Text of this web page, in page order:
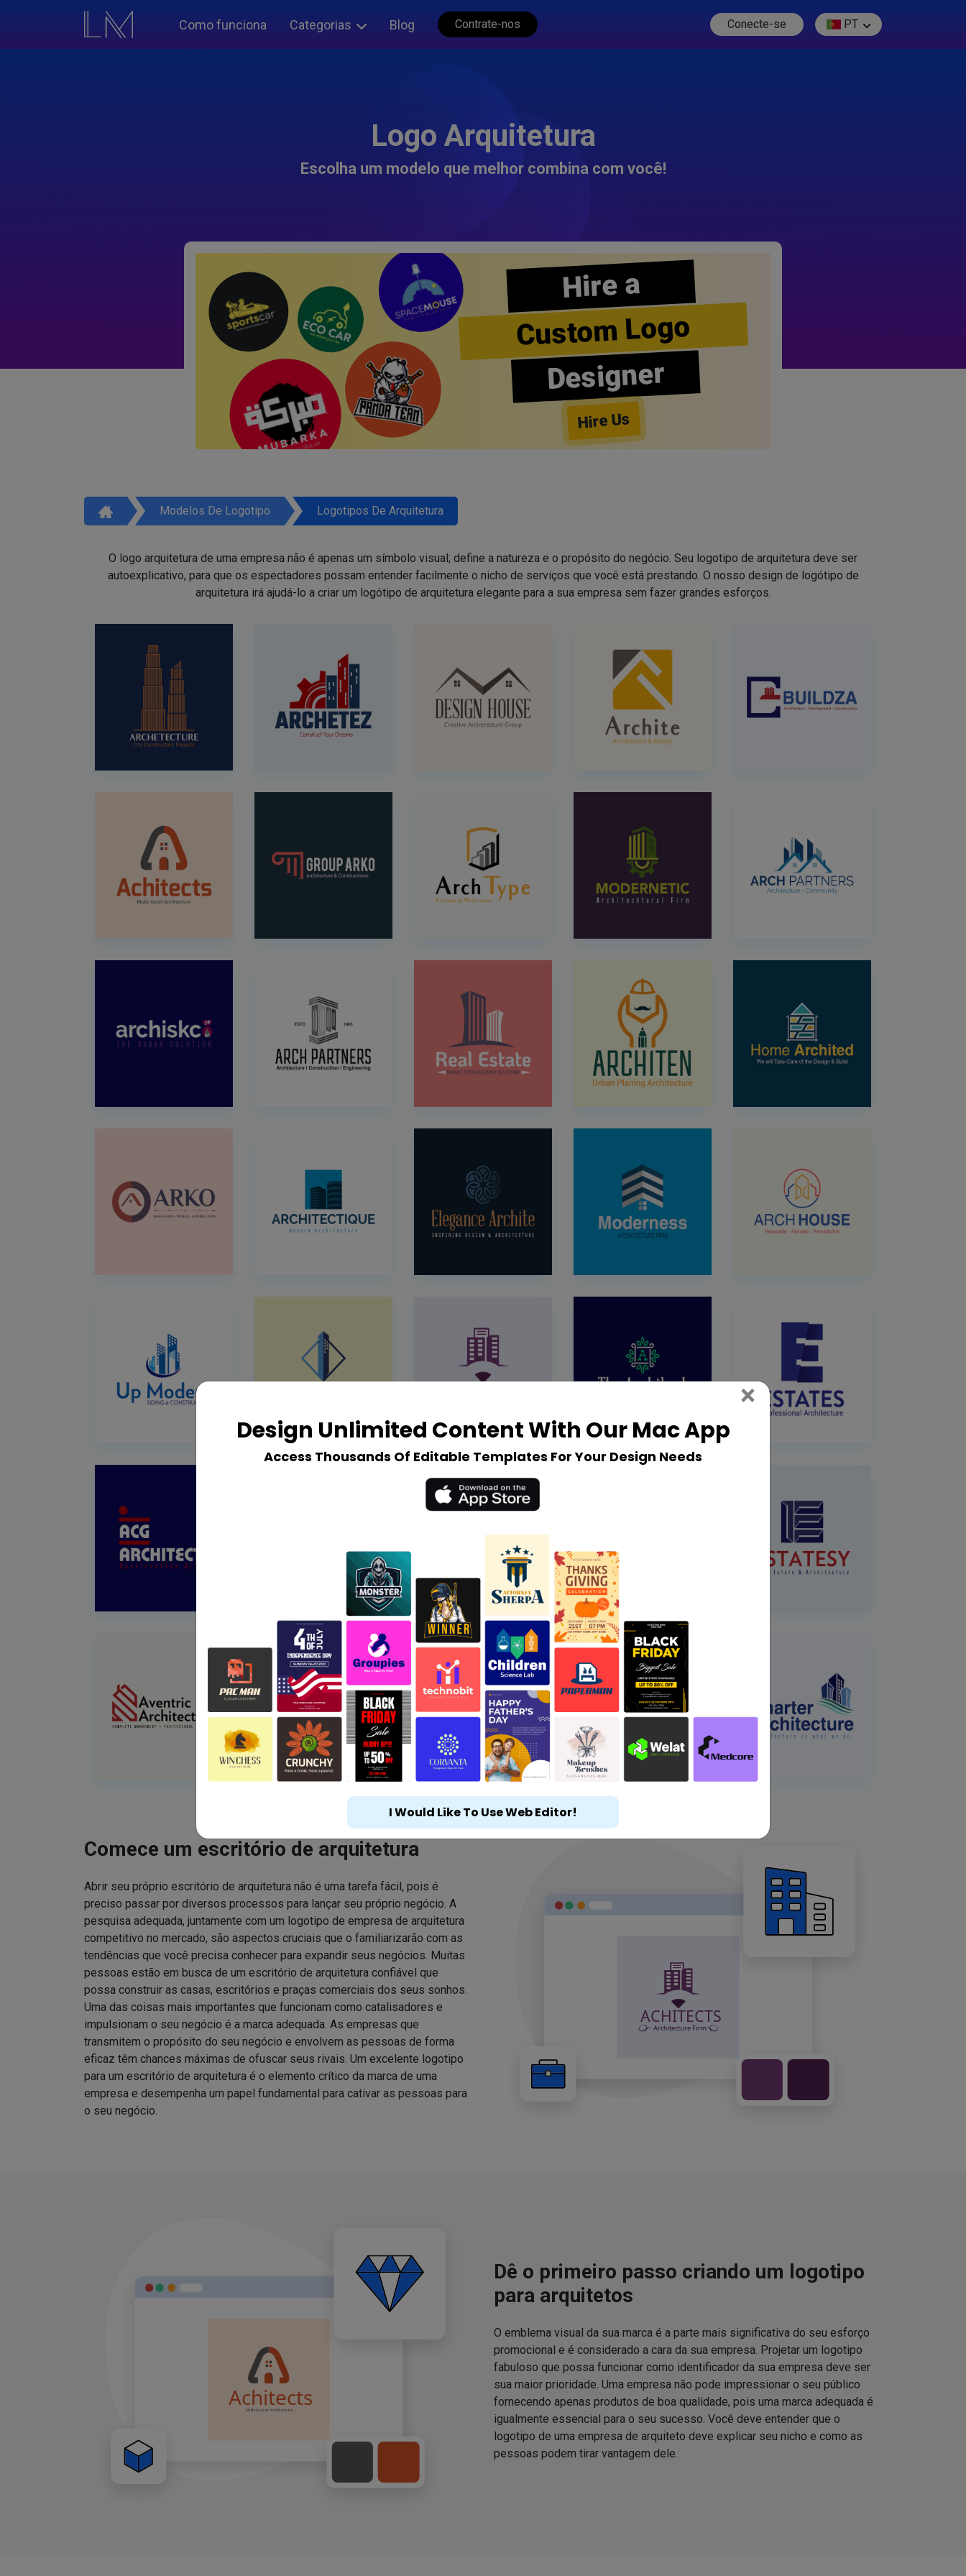
Como funciona Categorias Blog Contrate-nos Conecte-se PT
Logo Arquitetura
Escolha um modelo que melhor combina com você!
Hire a
Custom Logo
Designer
Hire Us
Modelos De Logotipo Logotipos De Arquitetura
O logo arquitetura de uma empresa não é apenas um símbolo visual; define a natureza e o propósito do negócio. Seu logotipo de arquitetura deve ser
autoexplicativo, para que os espectadores possam entender facilmente o nicho de serviços que você está prestando. O nosso design de logótipo de
arquitetura irá ajudá-lo a criar um logótipo de arquitetura elegante para a sua empresa sem fazer grandes esforços.
Comece um escritório de arquitetura
Abrir seu próprio escritório de arquitetura não é uma tarefa fácil, pois é
preciso passar por diversos processos para lançar seu próprio negócio. A
pesquisa adequada, juntamente com um logotipo de empresa de arquitetura
competitivo no mercado, são aspectos cruciais que o familiarizarão com as
tendências que você precisa conhecer para expandir seus negócios. Muitas
pessoas estão em busca de um escritório de arquitetura confiável que
possa construir as casas, escritórios e praças comerciais dos seus sonhos.
Uma das coisas mais importantes que funcionam como catalisadores e
impulsionam o seu negócio é a marca adequada. As empresas que
transmitem o propósito do seu negócio e envolvem as pessoas de forma
eficaz têm chances máximas de ofuscar seus rivais. Um excelente logotipo
para um escritório de arquitetura é o elemento crítico da marca de uma
empresa e desempenha um papel fundamental para cativar as pessoas para
o seu negócio.
Dê o primeiro passo criando um logotipo
para arquitetos
O emblema visual da sua marca é a parte mais significativa do seu esforço
promocional e é considerado a cara da sua empresa. Projetar um logotipo
fabuloso que possa funcionar como identificador da sua empresa deve ser
sua maior prioridade. Uma empresa não pode impressionar o seu público
fornecendo apenas produtos de boa qualidade, pois uma marca adequada é
igualmente essencial para o seu sucesso. Você deve entender que o
logotipo de uma empresa de arquiteto deve explicar seu nicho e como as
pessoas podem tirar vantagem dele.
Design Unlimited Content With Our Mac App
Access Thousands Of Editable Templates For Your Design Needs
× Close
I Would Like To Use Web Editor!